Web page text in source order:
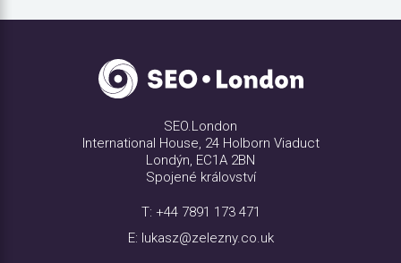
SEO.London
International House, 24 Holborn Viaduct
Londýn, EC1A 2BN
Spojené království
T: +44 7891 173 471
E: lukasz@zelezny.co.uk